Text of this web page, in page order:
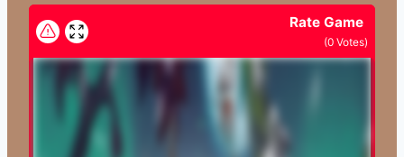
Rate Game
(0 Votes)